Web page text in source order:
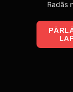
Radās